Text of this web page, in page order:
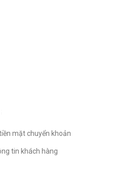
mặt chuyển khoản
tin khách hàng